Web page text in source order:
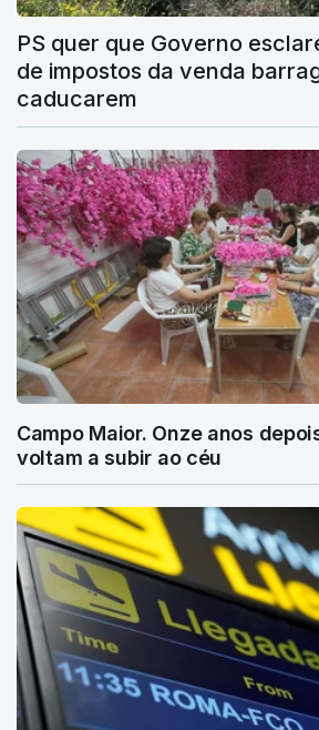
PS quer que Governo
de impostos da venda
caducarem
Campo Maior. Onze anos
voltam a subir ao céu